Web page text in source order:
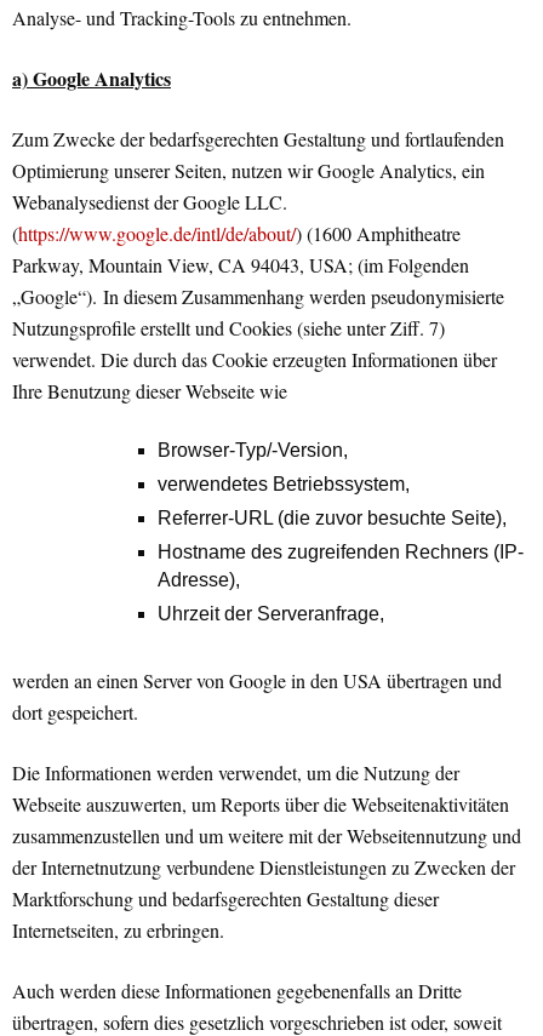
Analyse- und Tracking-Tools zu entnehmen.
a) Google Analytics
Zum Zwecke der bedarfsgerechten Gestaltung und fortlaufenden
Optimierung unserer Seiten, nutzen wir Google Analytics, ein
Webanalysedienst der Google LLC.
(https://www.google.de/intl/de/about/) (1600 Amphitheatre
Parkway, Mountain View, CA 94043, USA; (im Folgenden
„Google“). In diesem Zusammenhang werden pseudonymisierte
Nutzungsprofile erstellt und Cookies (siehe unter Ziff. 7)
verwendet. Die durch das Cookie erzeugten Informationen über
Ihre Benutzung dieser Webseite wie
Browser-Typ/-Version,
verwendetes Betriebssystem,
Referrer-URL (die zuvor besuchte Seite),
Hostname des zugreifenden Rechners (IP-
Adresse),
Uhrzeit der Serveranfrage,
werden an einen Server von Google in den USA übertragen und
dort gespeichert.
Die Informationen werden verwendet, um die Nutzung der
Webseite auszuwerten, um Reports über die Webseitenaktivitäten
zusammenzustellen und um weitere mit der Webseitennutzung und
der Internetnutzung verbundene Dienstleistungen zu Zwecken der
Marktforschung und bedarfsgerechten Gestaltung dieser
Internetseiten, zu erbringen.
Auch werden diese Informationen gegebenenfalls an Dritte
übertragen, sofern dies gesetzlich vorgeschrieben ist oder, soweit